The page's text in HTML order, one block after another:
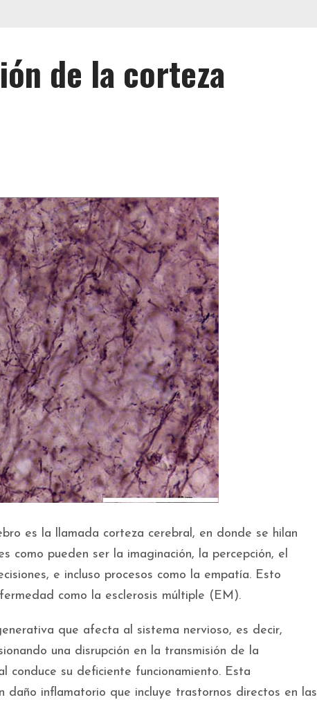
de la corteza
es la llamada corteza cerebral, en donde se hilan
como pueden ser la imaginación, la percepción, el
e incluso procesos como la empatía. Esto
como la esclerosis múltiple (EM).
que afecta al sistema nervioso, es decir,
una disrupción en la transmisión de la
conduce su deficiente funcionamiento. Esta
daño inflamatorio que incluye trastornos directos en las